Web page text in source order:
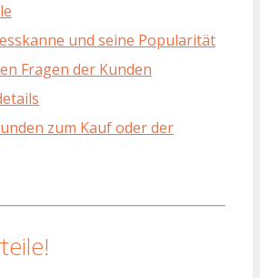
und seine Popularität
Fragen der Kunden
zum Kauf oder der